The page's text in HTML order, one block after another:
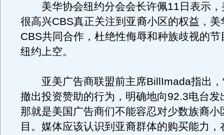
美华协会纽约分会会长许佩11日表示，
很高兴CBS真正关注到亚裔小区的权益，美
CBS共同合作，杜绝性侮辱和种族歧视的
纽约上空。
亚美广告商联盟前主席BillImada指出，
撤出投资赞助的行为，明确地向92.3电台发
那就是美国广告商们不能容忍对少数族裔小
目。媒体应该认识到亚裔群体的购买能力，